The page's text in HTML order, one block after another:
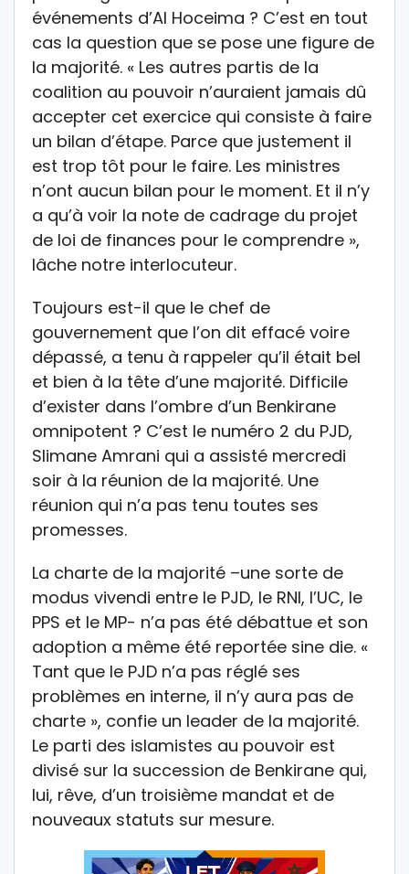
événements d’Al Hoceima ? C’est en tout
cas la question que se pose une figure de
la majorité. « Les autres partis de la
coalition au pouvoir n’auraient jamais dû
accepter cet exercice qui consiste à faire
un bilan d’étape. Parce que justement il
est trop tôt pour le faire. Les ministres
n’ont aucun bilan pour le moment. Et il n’y
a qu’à voir la note de cadrage du projet
de loi de finances pour le comprendre »,
lâche notre interlocuteur.
Toujours est-il que le chef de
gouvernement que l’on dit effacé voire
dépassé, a tenu à rappeler qu’il était bel
et bien à la tête d’une majorité. Difficile
d’exister dans l’ombre d’un Benkirane
omnipotent ? C’est le numéro 2 du PJD,
Slimane Amrani qui a assisté mercredi
soir à la réunion de la majorité. Une
réunion qui n’a pas tenu toutes ses
promesses.
La charte de la majorité –une sorte de
modus vivendi entre le PJD, le RNI, l’UC, le
PPS et le MP- n’a pas été débattue et son
adoption a même été reportée sine die. «
Tant que le PJD n’a pas réglé ses
problèmes en interne, il n’y aura pas de
charte », confie un leader de la majorité.
Le parti des islamistes au pouvoir est
divisé sur la succession de Benkirane qui,
lui, rêve, d’un troisième mandat et de
nouveaux statuts sur mesure.